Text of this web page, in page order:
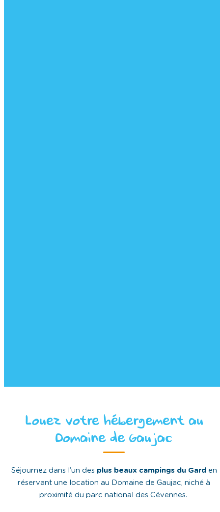
Louez votre hébergement au
Domaine de Gaujac
Séjournez dans l’un des plus beaux campings du Gard en
réservant une location au Domaine de Gaujac, niché à
proximité du parc national des Cévennes.